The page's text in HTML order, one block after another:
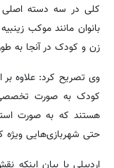
کلی در سه دسته اصلی
بانوان مانند موکب
زن و کودک در آنجا به
وی تصریح کرد: علاوه
کودک به صورت تخصصی
هستند که به صورت
حتی شهربازی‌هایی ویژه